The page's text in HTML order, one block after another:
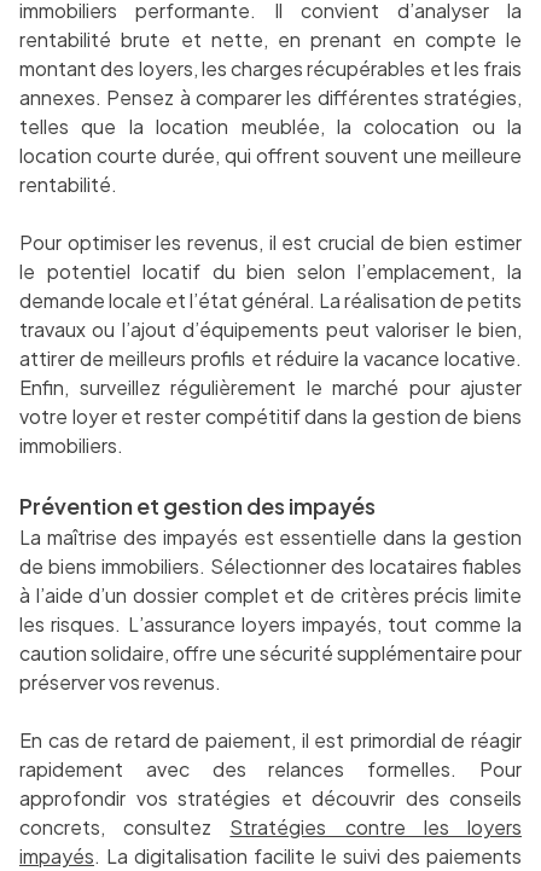
immobiliers performante. Il convient d’analyser la
rentabilité brute et nette, en prenant en compte le
montant des loyers, les charges récupérables et les frais
annexes. Pensez à comparer les différentes stratégies,
telles que la location meublée, la colocation ou la
location courte durée, qui offrent souvent une meilleure
rentabilité.
Pour optimiser les revenus, il est crucial de bien estimer
le potentiel locatif du bien selon l’emplacement, la
demande locale et l’état général. La réalisation de petits
travaux ou l’ajout d’équipements peut valoriser le bien,
attirer de meilleurs profils et réduire la vacance locative.
Enfin, surveillez régulièrement le marché pour ajuster
votre loyer et rester compétitif dans la gestion de biens
immobiliers.
Prévention et gestion des impayés
La maîtrise des impayés est essentielle dans la gestion
de biens immobiliers. Sélectionner des locataires fiables
à l’aide d’un dossier complet et de critères précis limite
les risques. L’assurance loyers impayés, tout comme la
caution solidaire, offre une sécurité supplémentaire pour
préserver vos revenus.
En cas de retard de paiement, il est primordial de réagir
rapidement avec des relances formelles. Pour
approfondir vos stratégies et découvrir des conseils
concrets, consultez Stratégies contre les loyers
impayés. La digitalisation facilite le suivi des paiements